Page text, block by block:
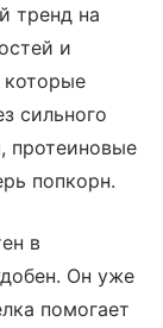
тренд на
и
которые
сильного
протеиновые
попкорн.
в
Он уже
помогает